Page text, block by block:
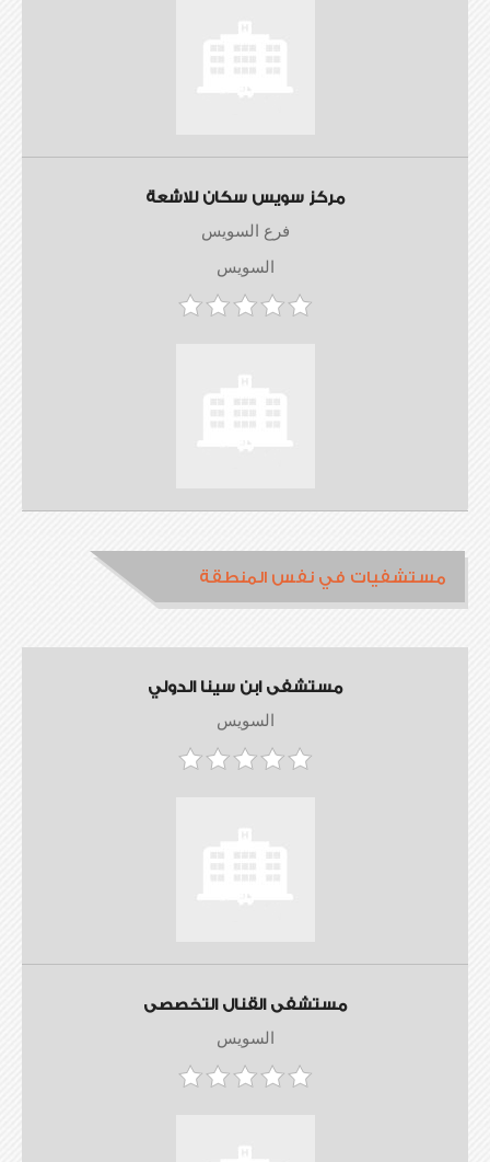
مركز سويس سكان للاشعة
فرع السويس
السويس
مستشفيات في نفس المنطقة
مستشفى ابن سينا الدولي
السويس
مستشفى القنال التخصصى
السويس